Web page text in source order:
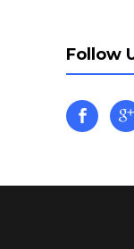
Follow